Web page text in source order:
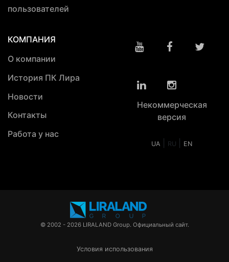
пользователей
КОМПАНИЯ
О компании
История ПК Лира
Новости
Контакты
Работа у нас
Некоммерческая
версия
UA RU EN
© 2002 - 2026 LIRALAND Group. Официальный сайт.
Условия использования